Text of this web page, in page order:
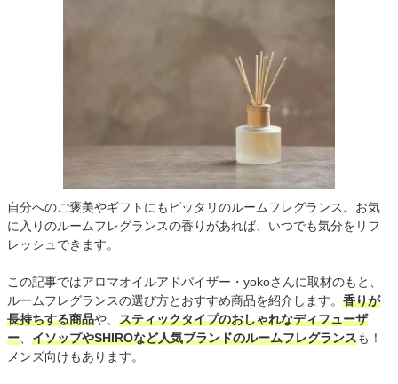
自分へのご褒美やギフトにもピッタリのルームフレグランス。お気
に入りのルームフレグランスの香りがあれば、いつでも気分をリフ
レッシュできます。
この記事ではアロマオイルアドバイザー・yokoさんに取材のもと、
ルームフレグランスの選び方とおすすめ商品を紹介します。 香りが
長持ちする商品や、 スティックタイプのおしゃれなディフューザ
ー
イソップやSHIROなど人気ブランドのルームフレグランスも！
メンズ向けもあります。